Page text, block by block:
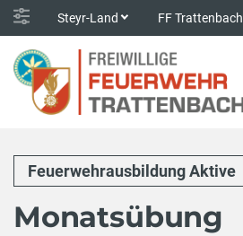
Steyr-Land FF Trattenbach
Feuerwehrausbildung Aktive
Monatsübung